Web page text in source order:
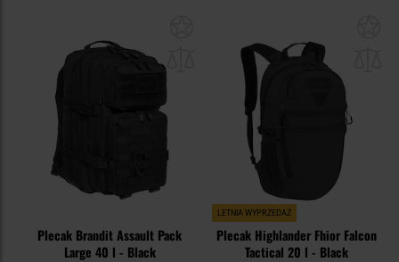
schowka
Plecak Brandit Assault Pack
Large 40 l - Black
LETNIA WYPRZEDAŻ
Plecak Highlander Fhior Falcon
Tactical 20 l - Black